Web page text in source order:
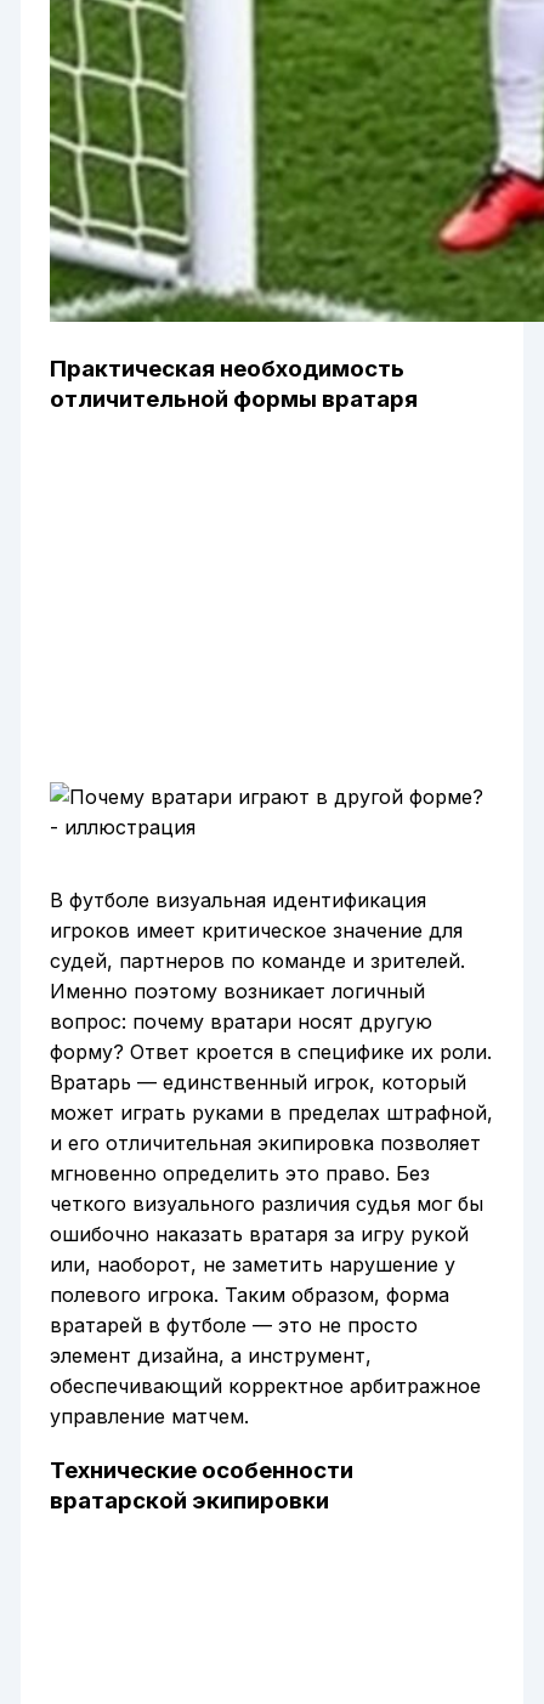
Практическая необходимость
отличительной формы вратаря
В футболе визуальная идентификация
игроков имеет критическое значение для
судей, партнеров по команде и зрителей.
Именно поэтому возникает логичный
вопрос: почему вратари носят другую
форму? Ответ кроется в специфике их роли.
Вратарь — единственный игрок, который
может играть руками в пределах штрафной,
и его отличительная экипировка позволяет
мгновенно определить это право. Без
четкого визуального различия судья мог бы
ошибочно наказать вратаря за игру рукой
или, наоборот, не заметить нарушение у
полевого игрока. Таким образом, форма
вратарей в футболе — это не просто
элемент дизайна, а инструмент,
обеспечивающий корректное арбитражное
управление матчем.
Технические особенности
вратарской экипировки